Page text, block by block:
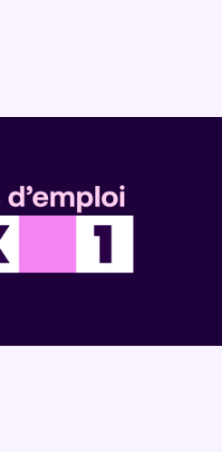
respectent mieux les zones 30